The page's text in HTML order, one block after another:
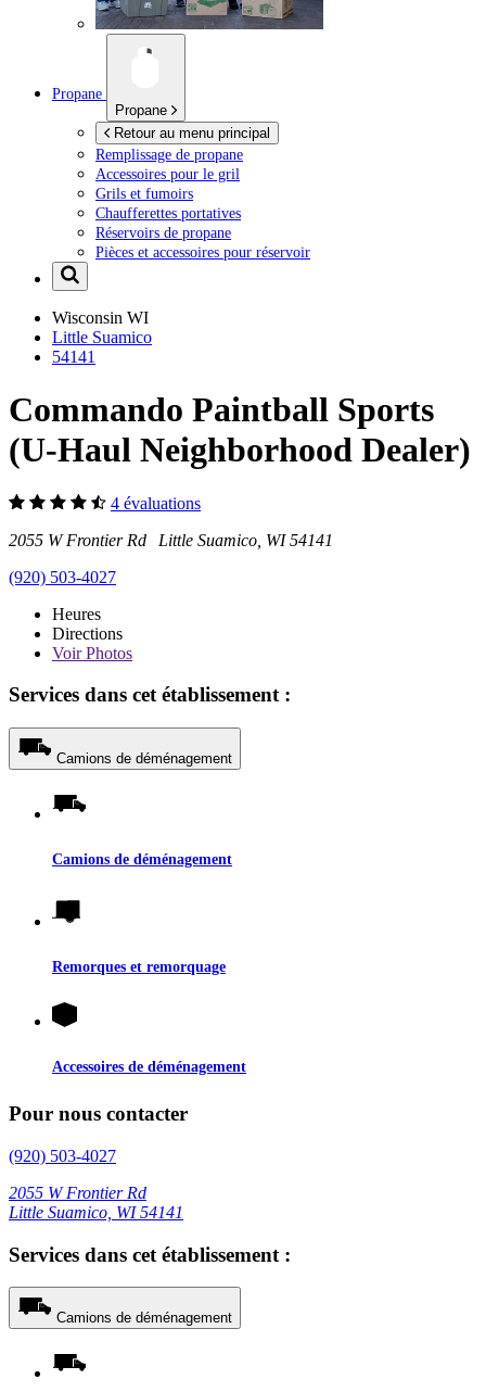
Propane
Propane
Retour au menu principal
Remplissage de propane
Accessoires pour le gril
Grils et fumoirs
Chaufferettes portatives
Réservoirs de propane
Pièces et accessoires pour réservoir
Wisconsin WI
Little Suamico
54141
Commando Paintball Sports
(U-Haul Neighborhood Dealer)
4 évaluations
2055 W Frontier Rd Little Suamico, WI 54141
(920) 503-4027
Heures
Directions
VoirPhotos
Services dans cet établissement :
Camions de déménagement
Camions de déménagement
Remorques et remorquage
Accessoires de déménagement
Pour nous contacter
(920) 503-4027
2055 W Frontier Rd
Little Suamico, WI 54141
Services dans cet établissement :
Camions de déménagement